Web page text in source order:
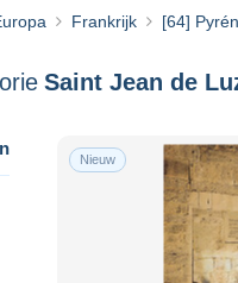
Frankrijk [64]
Saint Jean de
Nieuw